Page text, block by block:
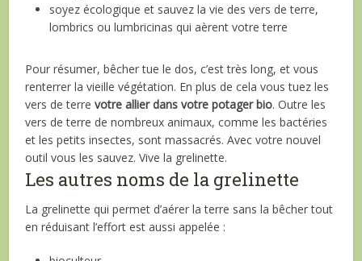
soyez écologique et sauvez la vie des vers de terre,
lombrics ou lumbricinas qui aèrent votre terre
Pour résumer, bêcher tue le dos, c’est très long, et vous
renterrer la vieille végétation. En plus de cela vous tuez les
vers de terrevotre allier dans votre potager bio. Outre les
vers de terre de nombreux animaux, comme les bactéries
et les petits insectes, sont massacrés. Avec votre nouvel
outil vous les sauvez. Vive la grelinette.
Les autres noms de la grelinette
La grelinette qui permet d’aérer la terre sans la bêcher tout
en réduisant l’effort est aussi appelée :